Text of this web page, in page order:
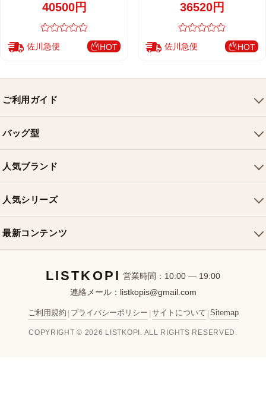
40500円
佐川急便 HOT
36520円
佐川急便 HOT
ご利用ガイド
配送について
返品・交換
お問い合わせ
バッグ型
ショルダーバッグ
クロスボディバッグ
ミニバッグ
バケットバッグ
人気ブランド
シャネルバッグ
ディオールバッグ
人気シリーズ
最新コンテンツ
新着アイテム
ブランドカテゴリ
お客様レビュー
LISTKOPI 営業時間：10:00 — 19:00
連絡メール： listkopis@gmail.com
ご利用規約 プライバシーポリシー サイトについて Sitemap
COPYRIGHT © 2026 LISTKOPI. ALL RIGHTS RESERVED.